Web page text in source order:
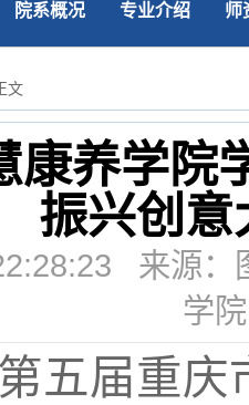
院系概况 专业介绍 师
文
康养学院
振兴创意
来源：
学
五届重庆